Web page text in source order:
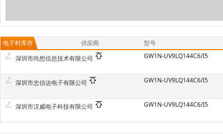
电子料库存 供应商
型号
深圳市尚想信息技术有限公司
GW1N-UV9LQ144C6/I5
深圳市忠信达电子有限公司 GW1N-UV9LQ144C6/I5
深圳市汉威电子科技有限公司 GW1N-UV9LQ144C6/I5